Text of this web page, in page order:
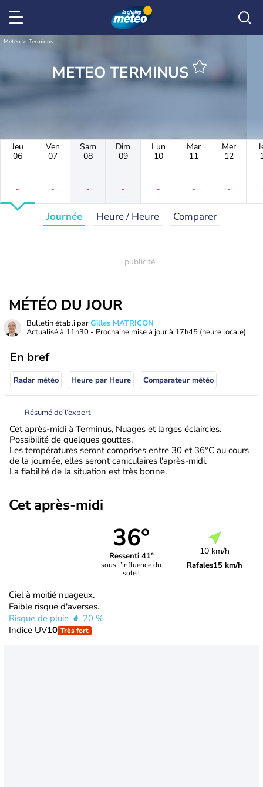
Météo Terminus
METEO TERMINUS
Jeu
06
-
-
Ven
07
-
-
Sam
08
-
-
Dim
09
-
-
Lun
10
-
-
Mar
11
-
-
Mer
12
-
-
Journée Heure / Heure Comparer
MÉTÉO DU JOUR
Bulletin établi parGilles MATRICON
Actualisé à 11h30 - Prochaine mise à jour à 17h45 (heure locale)
En bref
Radar météo Heure par Heure Comparateur météo
Résumé de l’expert
Cet après-midi à Terminus, Nuages et larges éclaircies.
Possibilité de quelques gouttes.
Les températures seront comprises entre 30 et 36°C au cours
de la journée, elles seront caniculaires l'après-midi.
La fiabilité de la situation est très bonne.
Cet après-midi
36°
Ressenti 41°
sous l’influence du
soleil
10 km/h
Rafales15 km/h
Ciel à moitié nuageux.
Faible risque d'averses.
Risque de pluie
20 %
Indice UV10 Très fort